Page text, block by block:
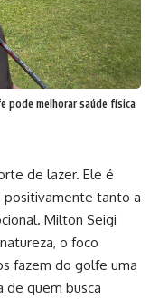
pode melhorar saúde física
de lazer. Ele é
positivamente tanto a
Milton Seigi
o foco
fazem do golfe uma
de quem busca